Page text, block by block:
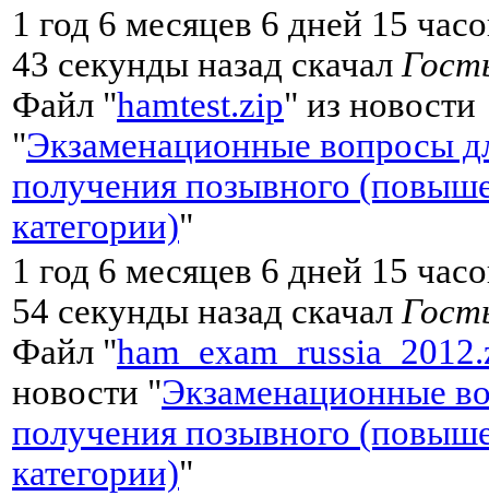
1 год 6 месяцев 6 дней 15
43 секунды назад скачал
Файл "hamtest.zip" из новости
"Экзаменационные вопросы
получения позывного
категории)"
1 год 6 месяцев 6 дней 15
54 секунды назад скачал
Файл "
новости "Экзаменационные
получения позывного
категории)"